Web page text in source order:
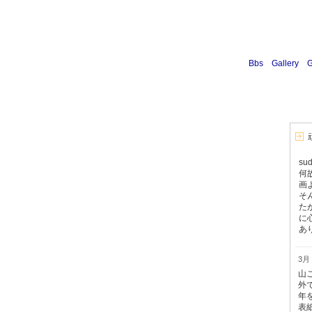
Bbs Gallery
何
画
そ
た
に
あ
3月
山
外
年
表